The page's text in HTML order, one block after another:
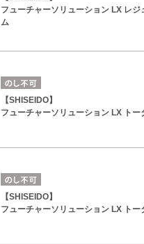
フューチャーソリューション LX レ
ム
【SHISEIDO】
フューチャーソリューション LX ト
【SHISEIDO】
フューチャーソリューション LX ト